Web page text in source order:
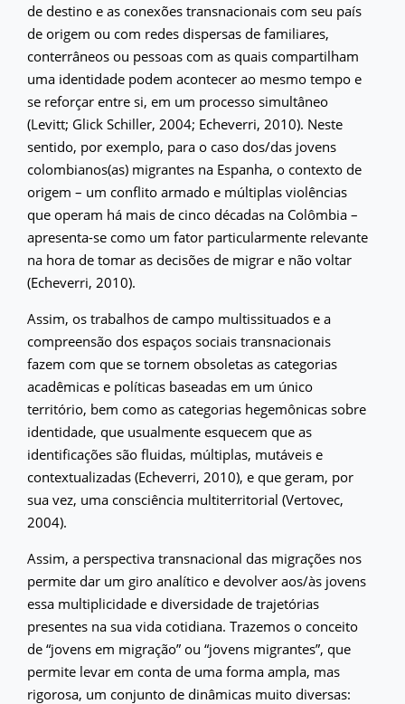
de destino e as conexões transnacionais com seu país
de origem ou com redes dispersas de familiares,
conterrâneos ou pessoas com as quais compartilham
uma identidade podem acontecer ao mesmo tempo e
se reforçar entre si, em um processo simultâneo
(Levitt; Glick Schiller, 2004; Echeverri, 2010). Neste
sentido, por exemplo, para o caso dos/das jovens
colombianos(as) migrantes na Espanha, o contexto de
origem – um conflito armado e múltiplas violências
que operam há mais de cinco décadas na Colômbia –
apresenta-se como um fator particularmente relevante
na hora de tomar as decisões de migrar e não voltar
(Echeverri, 2010).
Assim, os trabalhos de campo multissituados e a
compreensão dos espaços sociais transnacionais
fazem com que se tornem obsoletas as categorias
acadêmicas e políticas baseadas em um único
território, bem como as categorias hegemônicas sobre
identidade, que usualmente esquecem que as
identificações são fluidas, múltiplas, mutáveis e
contextualizadas (Echeverri, 2010), e que geram, por
sua vez, uma consciência multiterritorial (Vertovec,
2004).
Assim, a perspectiva transnacional das migrações nos
permite dar um giro analítico e devolver aos/às jovens
essa multiplicidade e diversidade de trajetórias
presentes na sua vida cotidiana. Trazemos o conceito
de “jovens em migração” ou “jovens migrantes”, que
permite levar em conta de uma forma ampla, mas
rigorosa, um conjunto de dinâmicas muito diversas: